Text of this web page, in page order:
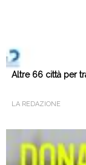
Altre 66 città per
LA REDAZIONE